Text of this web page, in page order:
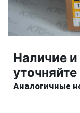
Наличие
Аналогичные